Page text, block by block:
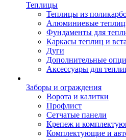
Теплицы
Теплицы из
Алюминиевые
Фундаменты для
Каркасы теплиц и
Дуги
Дополнительные
Аксессуары для
Заборы и ограждения
Ворота и калитки
Профлист
Сетчатые панели
Крепеж и
Комплектующие и